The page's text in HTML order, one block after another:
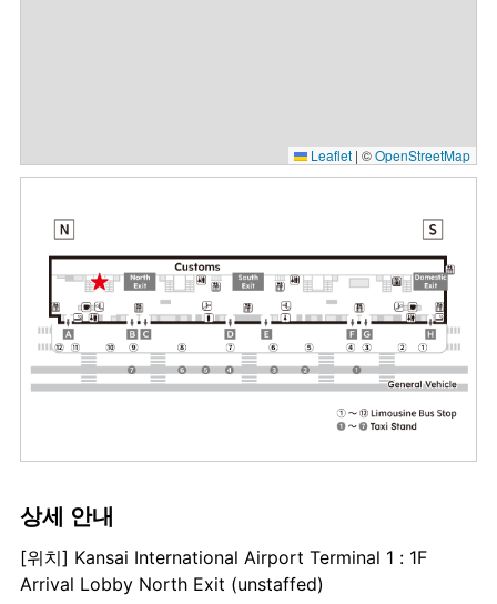
Leaflet | ©OpenStreetMap
상세 안내
[위치] Kansai International Airport Terminal 1 : 1F
Arrival Lobby North Exit (unstaffed)